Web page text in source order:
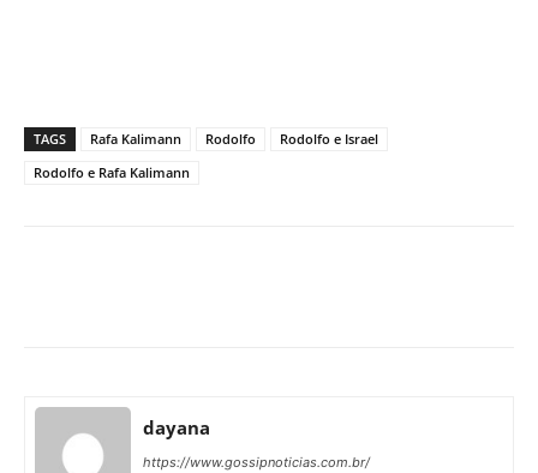
TAGS Rafa Kalimann Rodolfo
Rodolfo e Israel
Rodolfo e Rafa Kalimann
dayana
https://www.gossipnoticias.com.br/